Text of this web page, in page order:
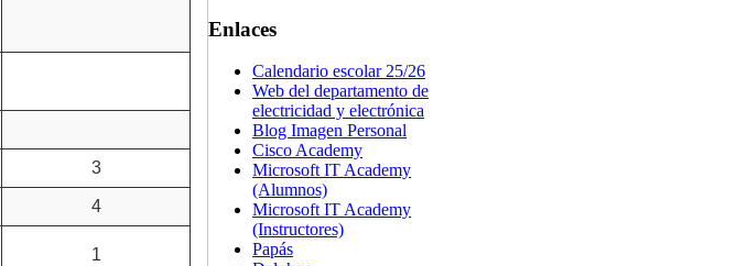
3
4
1
Enlaces
Calendario escolar 25/26
Web del departamento de
electricidad y electrónica
Blog Imagen Personal
Cisco Academy
Microsoft IT Academy
(Alumnos)
Microsoft IT Academy
(Instructores)
Papás